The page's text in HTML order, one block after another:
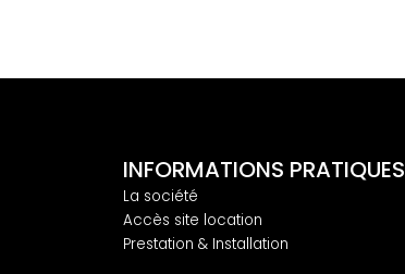
INFORMATIONS PRATIQUES
La société
Accès site location
Prestation & Installation